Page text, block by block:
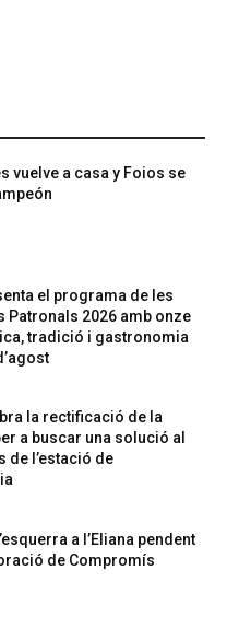
vuelve a casa y Foios se
el programa de les
Patronals 2026 amb onze
tradició i gastronomia
la rectificació de la
a buscar una solució al
de l’estació de
a l’Eliana pendent
de Compromís